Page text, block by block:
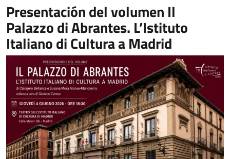
Presentación del volumen Il
Palazzo di Abrantes. L’Istituto
Italiano di Cultura a Madrid